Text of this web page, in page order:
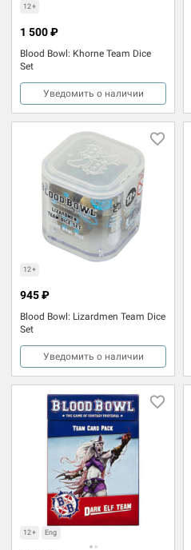
12+
Blood Bowl: Khorne Team Dice
Set
1 500 ₽
Уведомить о наличии
12+
Blood Bowl: Lizardmen Team Dice
Set
945 ₽
Уведомить о наличии
12+ Eng